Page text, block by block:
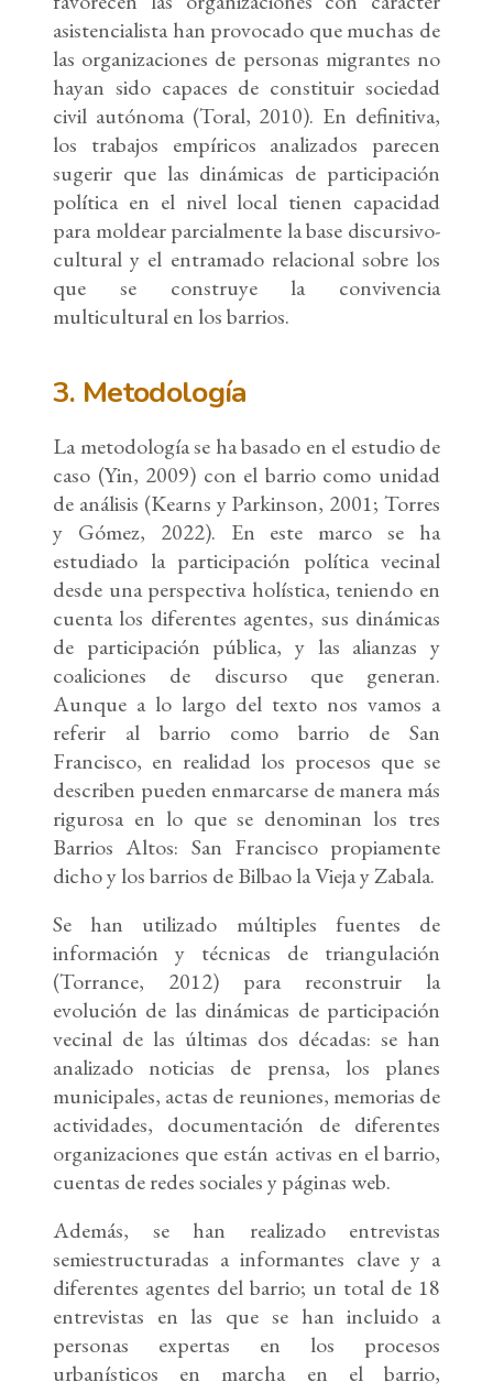
asistencialista han provocado que muchas de
las organizaciones de personas migrantes no
hayan sido capaces de constituir sociedad
civil autónoma (Toral, 2010). En definitiva,
los trabajos empíricos analizados parecen
sugerir que las dinámicas de participación
política en el nivel local tienen capacidad
para moldear parcialmente la base discursivo-
cultural y el entramado relacional sobre los
que se construye la convivencia
multicultural en los barrios.
3. Metodología
La metodología se ha basado en el estudio de
caso (Yin, 2009) con el barrio como unidad
de análisis (Kearns y Parkinson, 2001; Torres
y Gómez, 2022). En este marco se ha
estudiado la participación política vecinal
desde una perspectiva holística, teniendo en
cuenta los diferentes agentes, sus dinámicas
de participación pública, y las alianzas y
coaliciones de discurso que generan.
Aunque a lo largo del texto nos vamos a
referir al barrio como barrio de San
Francisco, en realidad los procesos que se
describen pueden enmarcarse de manera más
rigurosa en lo que se denominan los tres
Barrios Altos: San Francisco propiamente
dicho y los barrios de Bilbao la Vieja y Zabala.
Se han utilizado múltiples fuentes de
información y técnicas de triangulación
(Torrance, 2012) para reconstruir la
evolución de las dinámicas de participación
vecinal de las últimas dos décadas: se han
analizado noticias de prensa, los planes
municipales, actas de reuniones, memorias de
actividades, documentación de diferentes
organizaciones que están activas en el barrio,
cuentas de redes sociales y páginas web.
Además, se han realizado entrevistas
semiestructuradas a informantes clave y a
diferentes agentes del barrio; un total de 18
entrevistas en las que se han incluido a
personas expertas en los procesos
urbanísticos en marcha en el barrio,